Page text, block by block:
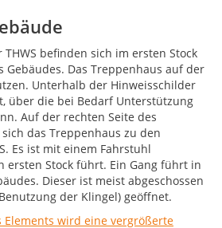
befinden sich im ersten Stock
Gebäudes. Das Treppenhaus auf der
Unterhalb der Hinweisschilder
über die bei Bedarf Unterstützung
Auf der rechten Seite des
das Treppenhaus zu den
Es ist mit einem Fahrstuhl
ersten Stock führt. Ein Gang führt in
Dieser ist meist abgeschossen
der Klingel) geöffnet.